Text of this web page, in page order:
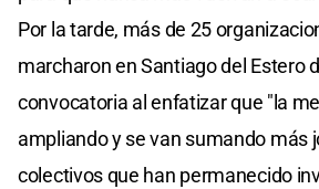
Por la tarde, más de 25
marcharon en Santiago del Estero
convocatoria al enfatizar que "la
ampliando y se van sumando más
colectivos que han permanecido